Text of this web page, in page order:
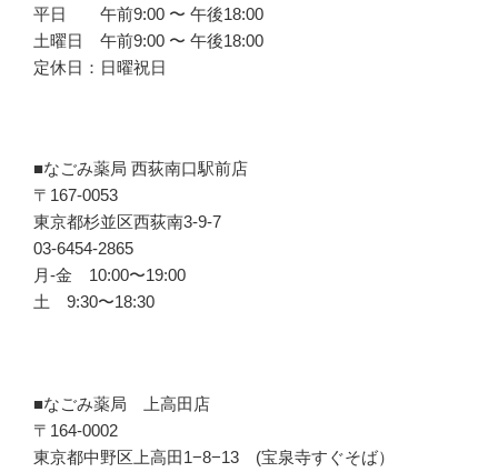
平日 午前9:00 〜 午後18:00
土曜日 午前9:00 〜 午後18:00
定休日：日曜祝日
■なごみ薬局 西荻南口駅前店
〒167-0053
東京都杉並区西荻南3-9-7
03-6454-2865
月-金 10:00〜19:00
土 9:30〜18:30
■なごみ薬局 上高田店
〒164-0002
東京都中野区上高田1−8−13 (宝泉寺すぐそば）